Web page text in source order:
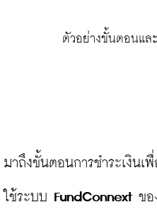
ตัวอย่างขั้นตอนแล
มาถึงขั้นตอนการชำระเงิน
ใช้ระบบ FundConnext ขอ